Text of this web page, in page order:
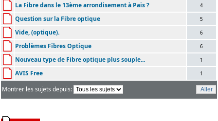
La Fibre dans le 13ème arrondisement à Pais ? 4
Question sur la Fibre optique 5
Vide, (optique). 6
Problèmes Fibres Optique 6
Nouveau type de Fibre optique plus souple... 1
AVIS Free 1
Montrer les sujets depuis: